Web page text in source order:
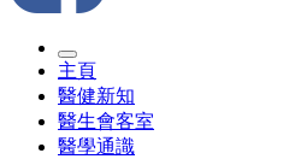
主頁
醫健新知
醫生會客室
醫學通識